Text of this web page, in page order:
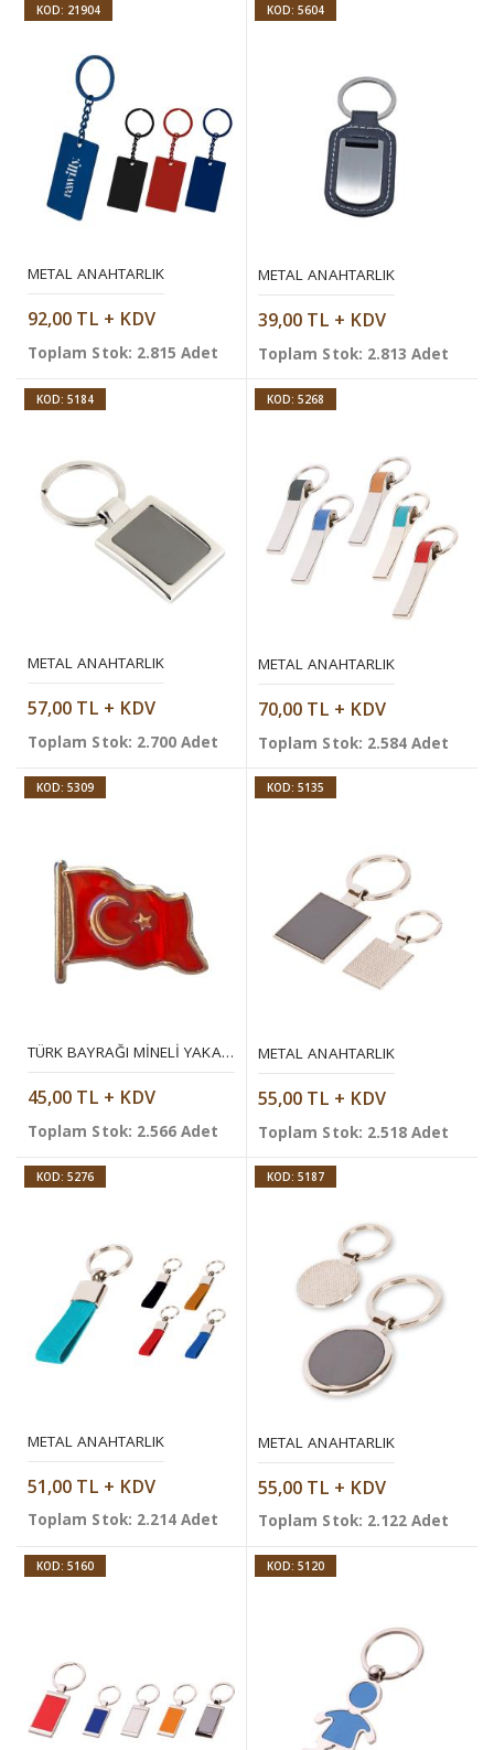
KOD: 21904
METAL ANAHTARLIK
92,00 TL + KDV
Toplam Stok: 2.815 Adet
KOD: 5604
METAL ANAHTARLIK
39,00 TL + KDV
Toplam Stok: 2.813 Adet
KOD: 5184
METAL ANAHTARLIK
57,00 TL + KDV
Toplam Stok: 2.700 Adet
KOD: 5268
METAL ANAHTARLIK
70,00 TL + KDV
Toplam Stok: 2.584 Adet
KOD: 5309
TÜRK BAYRAĞI MINELI YAKA ROZETI (İĞNELI)
45,00 TL + KDV
Toplam Stok: 2.566 Adet
KOD: 5135
METAL ANAHTARLIK
55,00 TL + KDV
Toplam Stok: 2.518 Adet
KOD: 5276
METAL ANAHTARLIK
51,00 TL + KDV
Toplam Stok: 2.214 Adet
KOD: 5187
METAL ANAHTARLIK
55,00 TL + KDV
Toplam Stok: 2.122 Adet
KOD: 5160 KOD: 5120